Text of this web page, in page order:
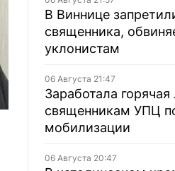
В Виннице
священника,
уклонистам
06 Августа 21:47
Заработала
священникам УПЦ
мобилизации
06 Августа 20:47